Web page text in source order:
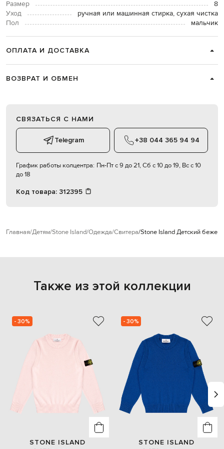
Размер
8
Уход
ручная или машинная стирка, сухая чистка
Пол
мальчик
ОПЛАТА И ДОСТАВКА
ВОЗВРАТ И ОБМЕН
СВЯЗАТЬСЯ С НАМИ
Telegram +38 044 365 94 94
График работы колцентра: Пн-Пт с 9 до 21, Сб с 10 до 19, Вс с 10
до 18
Код товара: 312395
Главная Детям Stone Island Одежда Свитера Stone Island Детский
Также из этой коллекции
- 30%
STONE ISLAND
- 30%
STONE ISLAND